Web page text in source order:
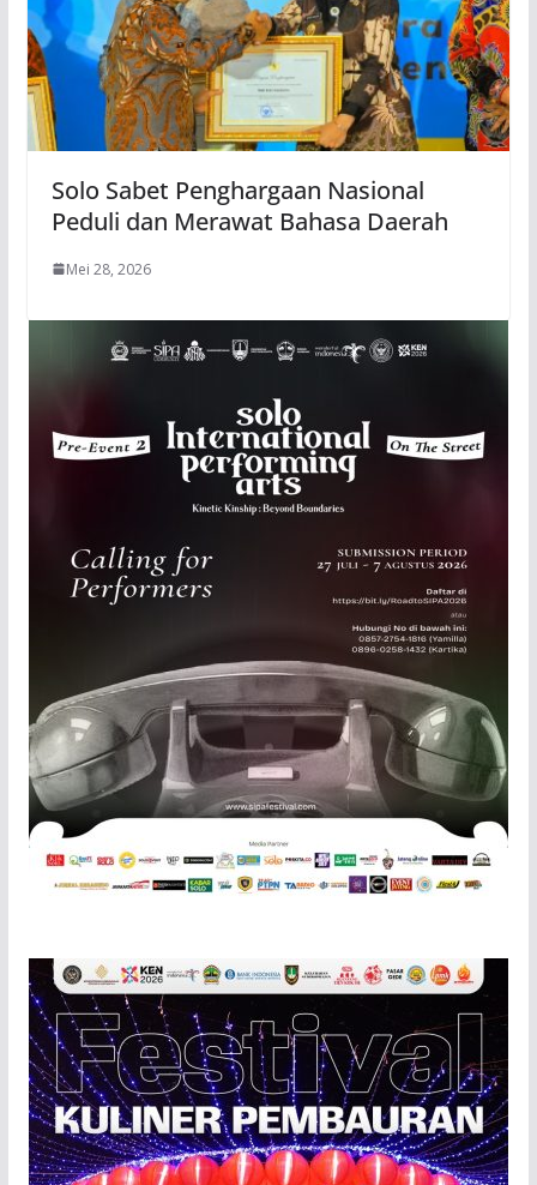
Solo Sabet Penghargaan Nasional
Peduli dan Merawat Bahasa Daerah
Mei 28, 2026